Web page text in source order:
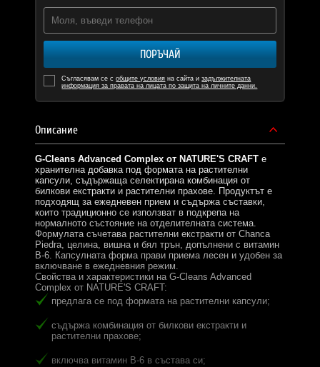
ПОРЪЧАЙ
Съгласявам се собщите условия на сайта изадължителната
информация за правата на лицата по защита на личните данни.
Описание
G-Cleans Advanced Complex от NATURE'S CRAFT е
хранителна добавка под формата на растителни
капсули, съдържаща селектирана комбинация от
билкови екстракти и растителни прахове. Продуктът е
подходящ за ежедневен прием и съдържа съставки,
които традиционно се използват в подкрепа на
нормалното състояние на отделителната система.
Формулата съчетава растителни екстракти от Chanca
Piedra, целина, вишна и бял трън, допълнени с витамин
B-6. Капсулната форма прави приема лесен и удобен за
включване в ежедневния режим.
Свойства и характеристики на G-Cleans Advanced
Complex от NATURE'S CRAFT:
предлага се под формата на растителни капсули;
съдържа комбинация от билкови екстракти и
растителни прахове;
включва витамин B-6 в състава си;